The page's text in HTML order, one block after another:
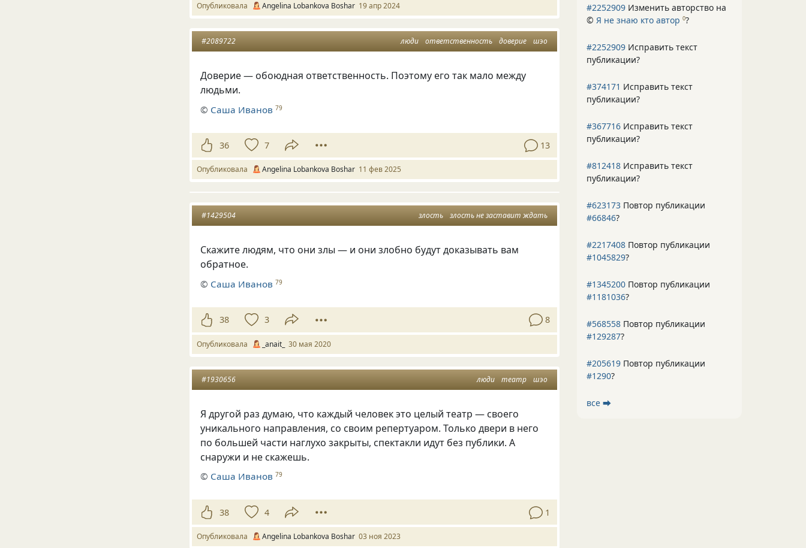
Опубликовала Angelina Lobankova Boshar 19 апр 2024
люди ответственность доверие шэо
#2089722
Доверие — обоюдная ответственность. Поэтому его так мало между
людьми.
© Саша Иванов 79
36 7 13
Опубликовала Angelina Lobankova Boshar 11 фев 2025
злость злость не заставит ждать
#1429504
Скажите людям, что они злы — и они злобно будут доказывать вам
обратное.
© Саша Иванов 79
38 3 8
Опубликовала _anait_ 30 мая 2020
люди театр шэо
#1930656
Я другой раз думаю, что каждый человек это целый театр — своего
уникального направления, со своим репертуаром. Только двери в него
по большей части наглухо закрыты, спектакли идут без публики. А
снаружи и не скажешь.
© Саша Иванов 79
38 4 1
Опубликовала Angelina Lobankova Boshar 03 ноя 2023
#2252909 Изменить авторство на
© Я не знаю кто автор 0?
#2252909 Исправить текст
публикации?
#374171 Исправить текст
публикации?
#367716 Исправить текст
публикации?
#812418 Исправить текст
публикации?
#623173 Повтор публикации
#66846?
#2217408 Повтор публикации
#1045829?
#1345200 Повтор публикации
#1181036?
#568558 Повтор публикации
#129287?
#205619 Повтор публикации
#1290?
все ⮕